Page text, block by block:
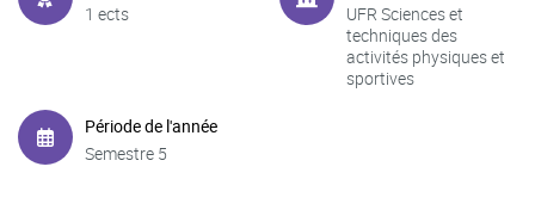
1 ects
UFR Sciences et
techniques des
activités physiques et
sportives
Période de l'année
Semestre 5